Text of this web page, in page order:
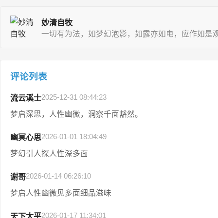
妙清自牧
一切有为法，如梦幻泡影，如露亦如电，应作如是
评论列表
流云溪士2025-12-31 08:44:23
梦启深思，人性幽微，洞察千面豁然。
幽冥心思2026-01-01 18:04:49
梦幻引人探人性深多面
谢哥2026-01-14 06:26:10
梦启人性幽微见多面细品滋味
天下太平2026-01-17 11:34:01